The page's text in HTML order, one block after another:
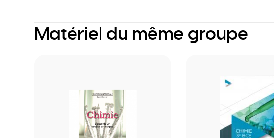
Matériel du même groupe